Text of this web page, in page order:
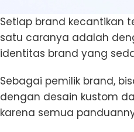
Setiap brand kecantikan
satu caranya adalah
identitas brand yang
Sebagai pemilik brand,
dengan desain kustom
karena semua